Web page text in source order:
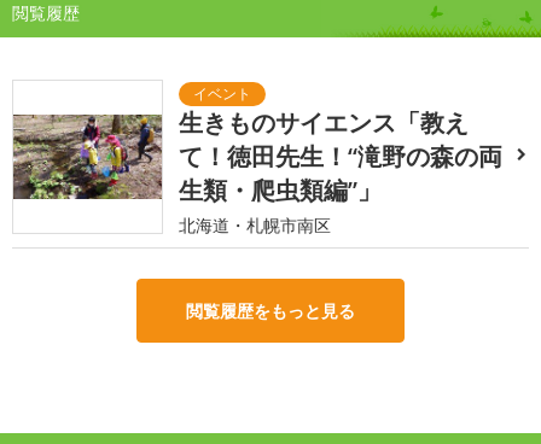
閲覧履歴
生きものサイエンス「教え
て！徳田先生！“滝野の森の両
生類・爬虫類編”」
北海道・札幌市南区
閲覧履歴をもっと見る